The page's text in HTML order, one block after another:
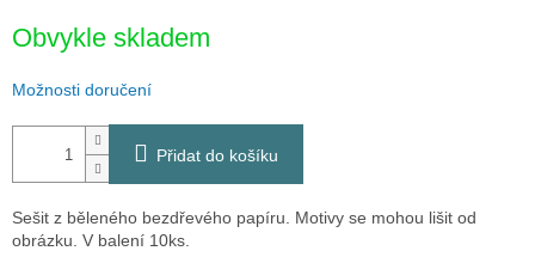
Obvykle skladem
Možnosti doručení
Přidat do košíku
Sešit z běleného bezdřevého papíru. Motivy se mohou lišit od
obrázku. V balení 10ks.